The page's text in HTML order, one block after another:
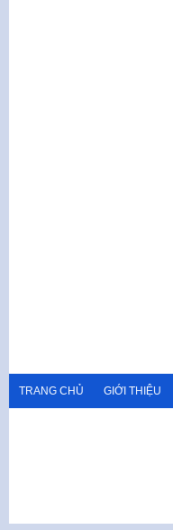
TRANG CHỦ GIỚI THIỆU